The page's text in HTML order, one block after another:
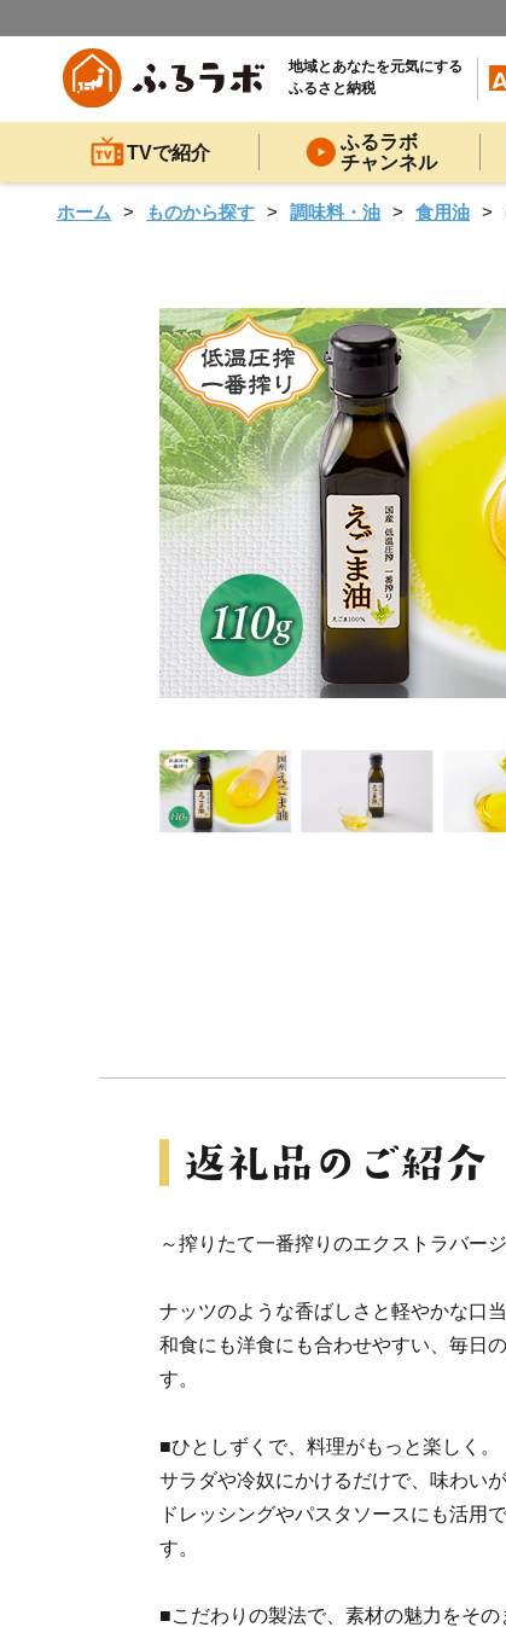
地域とあなたを元気にする
ふるさと納税
TVで紹介
ふるラボ
チャンネル
ホーム ものから探す 調味料・油 食用油
～搾りたて一番搾りのエクストラバー
ナッツのような香ばしさと軽やかな口
和食にも洋食にも合わせやすい、毎日
す。
■ひとしずくで、料理がもっと楽しく。
サラダや冷奴にかけるだけで、味わい
ドレッシングやパスタソースにも活用
す。
■こだわりの製法で、素材の魅力をその